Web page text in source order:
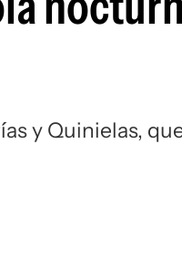
y Quinielas,